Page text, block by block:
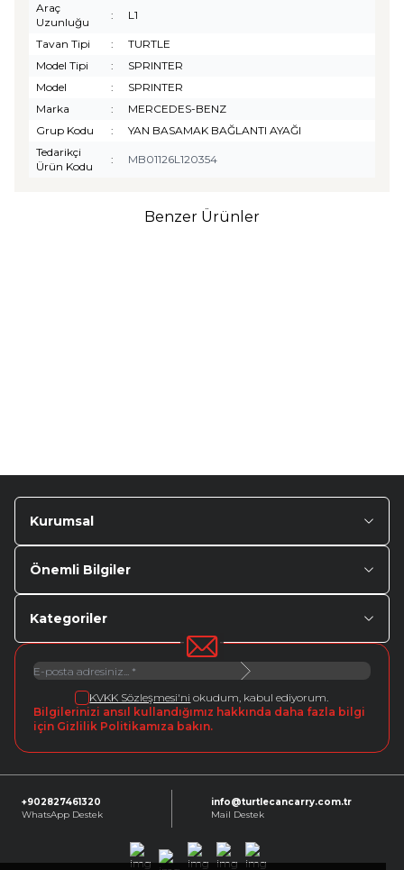
Araç
Uzunluğu
: L1
Tavan Tipi :
TURTLE
Model Tipi
:
SPRINTER
Model
:
SPRINTER
Marka
:
MERCEDES-BENZ
Grup Kodu
:
YAN BASAMAK BAĞLANTI AYAĞI
Tedarikçi
Ürün Kodu
: MB01126L120354
Benzer Ürünler
Kurumsal
Önemli Bilgiler
Kategoriler
KVKK Sözleşmesi'ni okudum, kabul ediyorum.
Bilgilerinizi ansıl kullandığımız hakkında daha fazla bilgi
için Gizlilik Politikamıza bakın.
+902827461320
WhatsApp Destek
info@turtlecancarry.com.tr
Mail Destek